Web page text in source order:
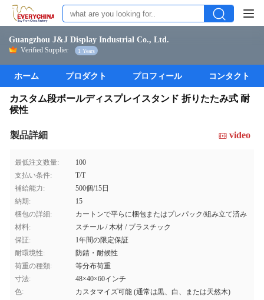
Guangzhou J&J Display Industrial Co., Ltd.
Verified Supplier 1 Years
ホーム プロダクト プロフィール コンタクト
カスタム段ボールディスプレイスタンド 折りたたみ式 耐
候性
製品詳細 video
最低注文数量:
100
支払い条件:
T/T
補給能力:
500個/15日
納期:
15
梱包の詳細:
カートンで平らに梱包またはプレパック/組み立て済み
材料:
スチール / 木材 / プラスチック
保証:
1年間の限定保証
耐環境性:
防錆・耐候性
荷重の種類:
等分布荷重
寸法:
48×40×60インチ
色:
カスタマイズ可能 (通常は黒、白、または天然木)